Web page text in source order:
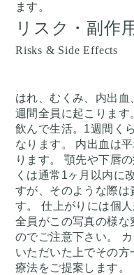
ます。
リスク・副作
Risks & Side Effects
はれ、むくみ、内出
週間全員に起こりま
飲んで生活。1週間く
なります。 内出血は
ります。 顎先や下唇
くは通常1ヶ月以内に
すが、そのような際は
す。 仕上がりには個
全員がこの写真の様な
のでご注意下さい。
いただいた上でその
療法をご提案します。